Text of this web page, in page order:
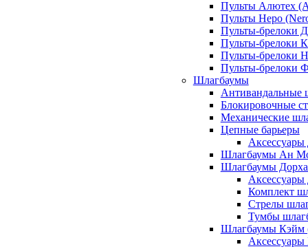
Пульты Алютех
Пульты Неро
Пульты-брелоки
Пульты-брелоки
Пульты-брелоки
Пульты-брелоки
Шлагбаумы
Антивандальные
Блокировочные
Механические
Цепные барьеры
Аксессуары
Шлагбаумы Ан
Шлагбаумы
Комплект
Стрелы
Тумбы
Шлагбаумы Кэйм